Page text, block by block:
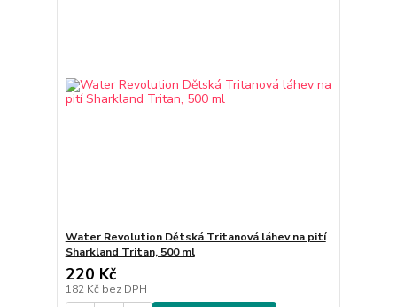
Water Revolution Dětská Tritanová láhev na pití
Sharkland Tritan, 500 ml
220 Kč
182 Kč bez DPH